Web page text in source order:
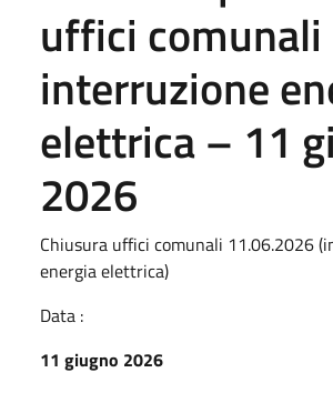
uffici comunali
interruzione
elettrica – 11
2026
Chiusura uffici comunali 11.06.2026
energia elettrica)
Data :
11 giugno 2026